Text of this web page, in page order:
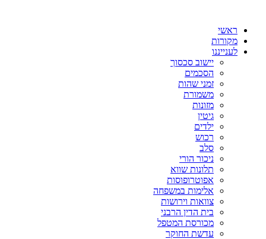
ראשי
מקורות
לענייננו
יישוב סכסוך
הסכמים
זמני שהות
משמורת
מזונות
גיטין
ילדים
רכוש
סלב
ניכור הורי
תלונות שווא
אפוטרופוסות
אלימות במשפחה
צוואות וירושות
בית הדין הרבני
מכורסת המטפל
עדשת החוקר